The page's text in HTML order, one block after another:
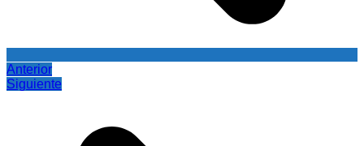
Anterior
Siguiente